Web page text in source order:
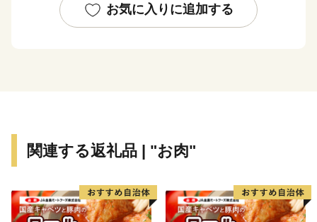
町産の大麦とホップをぜいたくに使用し、毎年ブリュワ
ーがこだわりぬいて醸造する季節・産地”超”限定品「ま
★ほかにも魅力的な返礼品がたくさん‼
説のホップ「ソラチエース」使用【SORACHI 1984】
350ml×12缶×【農林水産大臣賞受賞】ふらの和牛 サー
お気に入りに追加する
関連する返礼品 | "お肉"